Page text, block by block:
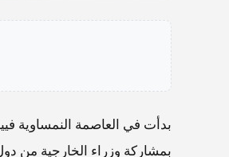
بدأت في العاصمة النمساوية
بمشاركة وزراء الخارجية من دول